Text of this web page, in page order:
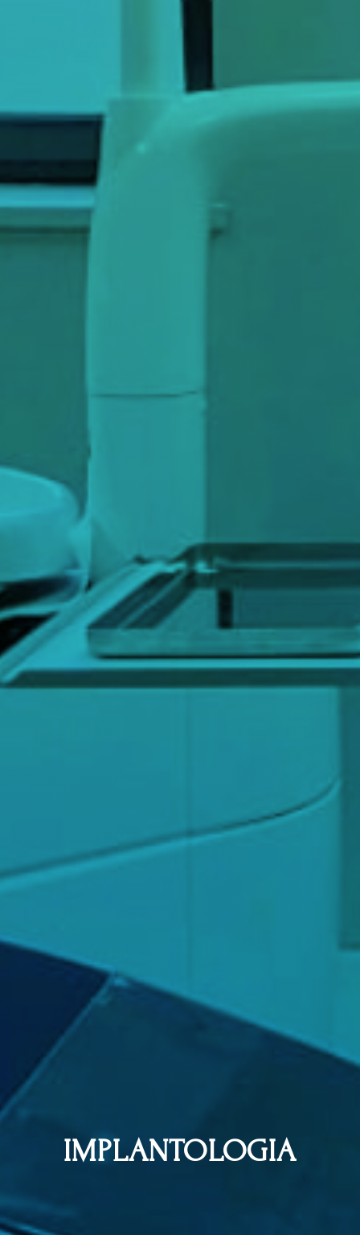
IMPLANTOLOGIA